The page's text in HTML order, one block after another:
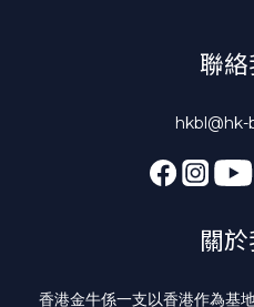
聯
hkbl@hk-
關
香港金牛係一支以香港作為基